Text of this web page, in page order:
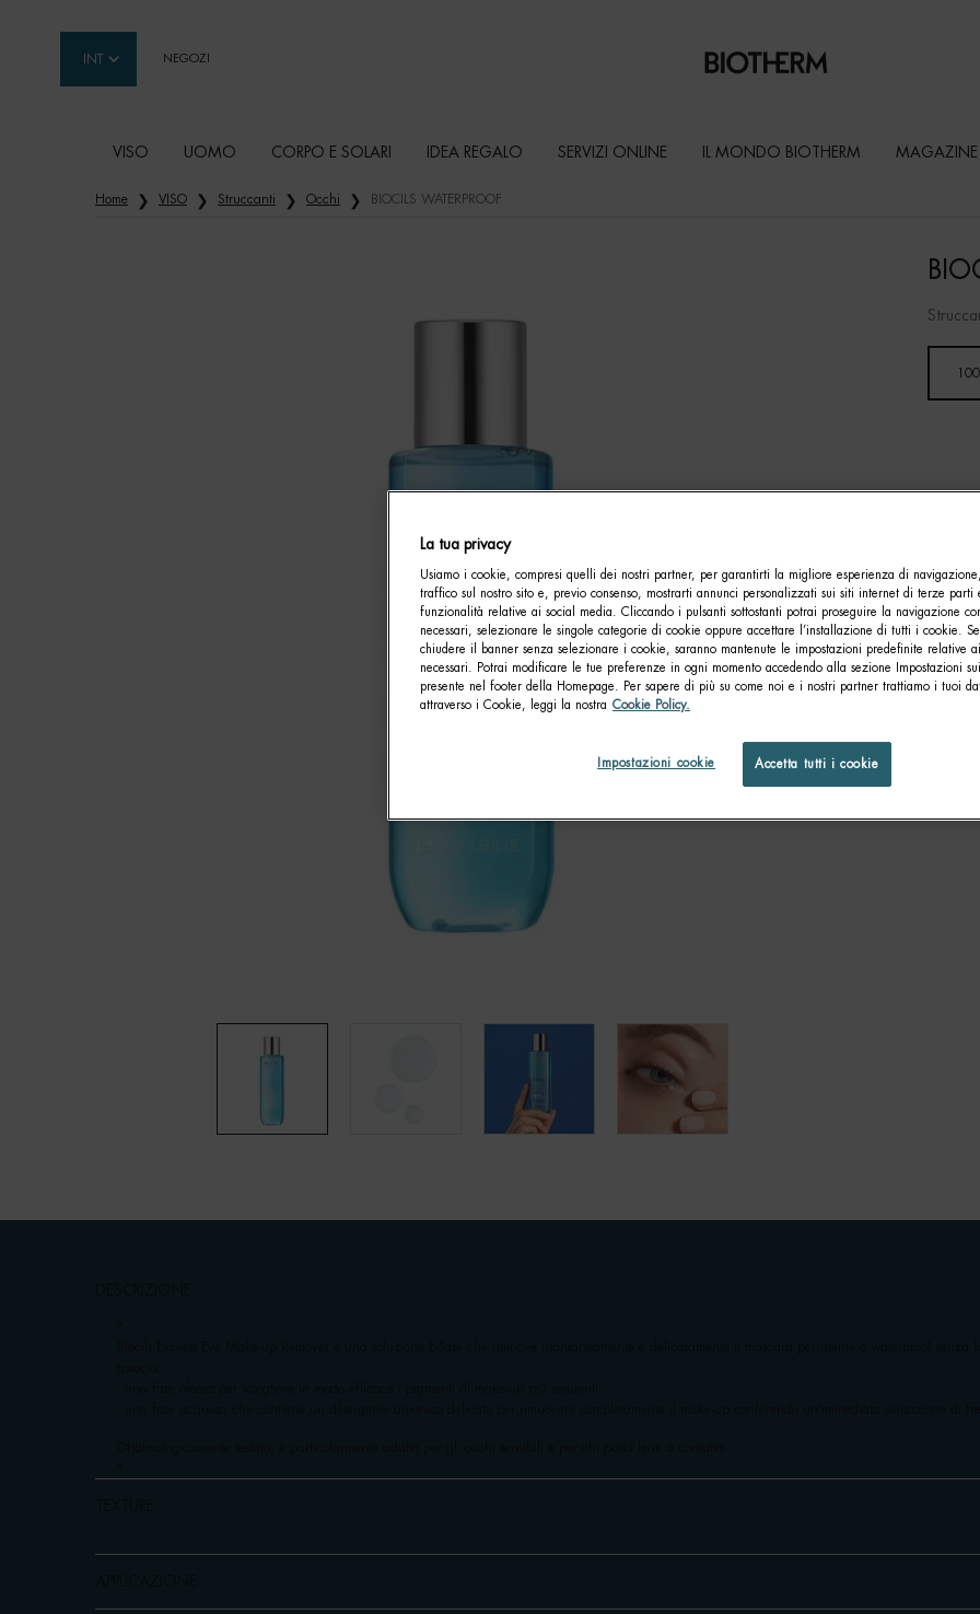
INT NEGOZI
VISO UOMO CORPO E SOLARI IDEA REGALO SERVIZI ONLINE IL MONDO BIOTHERM MAGAZINE
Contenuto principale
Home VISO Struccanti Occhi BIOCILS WATERPROOF
100
La tua privacy
Usiamo i cookie, compresi quelli dei nostri partner, per garantirti la migliore esperienza di
traffico sul nostro sito e, previo consenso, mostrarti annunci personalizzati sui siti internet di terze
funzionalità relative ai social media. Cliccando i pulsanti sottostanti potrai proseguire la navigazione
necessari, selezionare le singole categorie di cookie oppure accettare l’installazione di tutti i cookie.
chiudere il banner senza selezionare i cookie, saranno mantenute le impostazioni predefinite relative
necessari. Potrai modificare le tue preferenze in ogni momento accedendo alla sezione Impostazioni
presente nel footer della Homepage. Per sapere di più su come noi e i nostri partner trattiamo i tuoi
attraverso i Cookie, leggi la nostra Cookie Policy.
Impostazioni cookie Accetta tutti i cookie